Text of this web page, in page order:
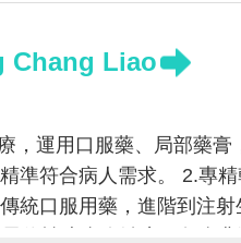
Chang Liao
，運用口服藥、局部藥膏
準符合病人需求。 2.專
統口服用藥，進階到注